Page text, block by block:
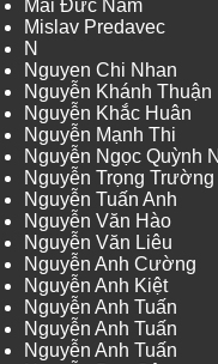
Mai Đức Nam
Mislav Predavec
N
Nguyen Chi Nhan
Nguyễn Khánh Thuận
Nguyễn Khắc Huân
Nguyễn Mạnh Thi
Nguyễn Ngọc Quỳnh
Nguyễn Trọng Trường
Nguyễn Tuấn Anh
Nguyễn Văn Hào
Nguyễn Văn Liêu
Nguyễn Anh Cường
Nguyễn Anh Kiệt
Nguyễn Anh Tuấn
Nguyễn Anh Tuấn
Nguyễn Anh Tuấn